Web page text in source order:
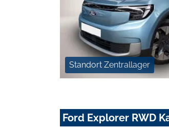
Standort Zentrallager
Ford Explorer RWD